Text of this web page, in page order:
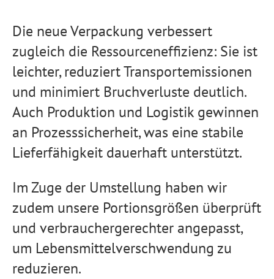
Die neue Verpackung verbessert
zugleich die Ressourceneffizienz: Sie ist
leichter, reduziert Transportemissionen
und minimiert Bruchverluste deutlich.
Auch Produktion und Logistik gewinnen
an Prozesssicherheit, was eine stabile
Lieferfähigkeit dauerhaft unterstützt.
Im Zuge der Umstellung haben wir
zudem unsere Portionsgrößen überprüft
und verbrauchergerechter angepasst,
um Lebensmittelverschwendung zu
reduzieren.